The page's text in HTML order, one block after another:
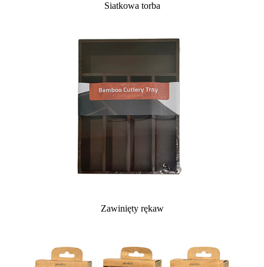
Siatkowa torba
Zawinięty rękaw